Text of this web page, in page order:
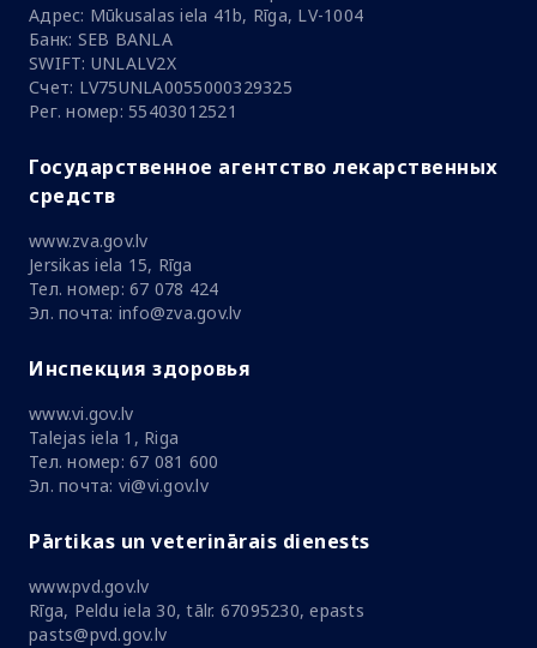
Адрес: Mūkusalas iela 41b, Rīga, LV-1004
Банк: SEB BANLA
SWIFT: UNLALV2X
Счет: LV75UNLA0055000329325
Рег. номер: 55403012521
Государственное агентство лекарственных
средств
www.zva.gov.lv
Jersikas iela 15, Rīga
Тел. номер: 67 078 424
Эл. почта: info@zva.gov.lv
Инспекция здоровья
www.vi.gov.lv
Talejas iela 1, Riga
Тел. номер: 67 081 600
Эл. почта: vi@vi.gov.lv
Pārtikas un veterinārais dienests
www.pvd.gov.lv
Rīga, Peldu iela 30, tālr. 67095230, epasts
pasts@pvd.gov.lv